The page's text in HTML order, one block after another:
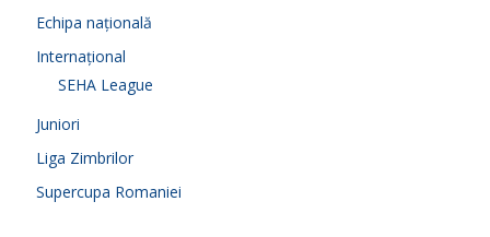
Echipa națională
Internațional
SEHA League
Juniori
Liga Zimbrilor
Supercupa Romaniei